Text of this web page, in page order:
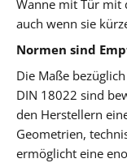
Wanne mit Tür mit
auch wenn sie
Normen sind
Die Maße
DIN 18022 sind
den Herstellern
Geometrien,
ermöglicht eine